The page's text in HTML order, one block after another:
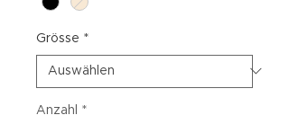
Grösse *
Anzahl *